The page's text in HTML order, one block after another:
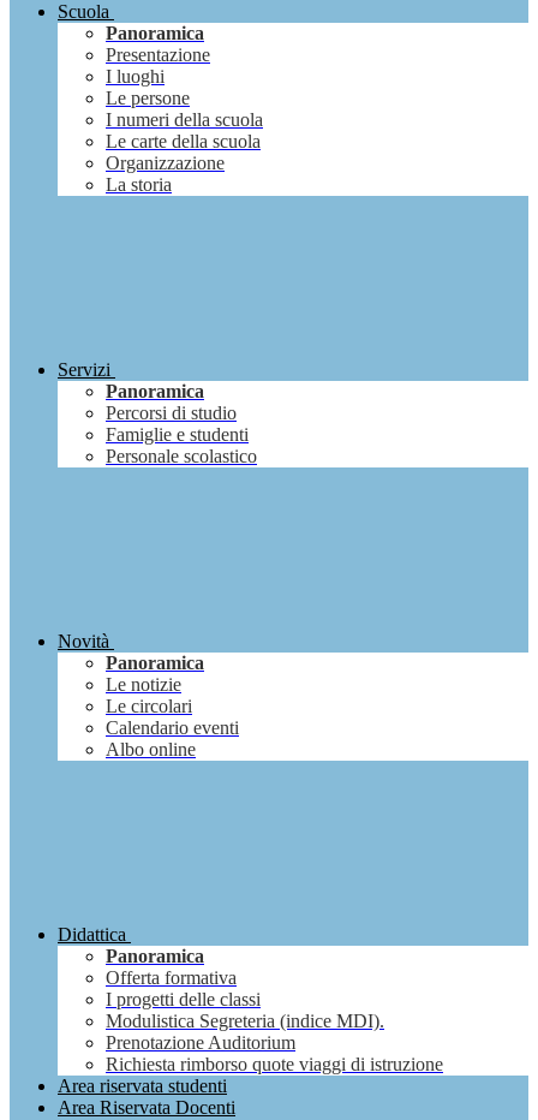
Scuola
Panoramica
Presentazione
I luoghi
Le persone
I numeri della scuola
Le carte della scuola
Organizzazione
La storia
Servizi
Panoramica
Percorsi di studio
Famiglie e studenti
Personale scolastico
Novità
Panoramica
Le notizie
Le circolari
Calendario eventi
Albo online
Didattica
Panoramica
Offerta formativa
I progetti delle classi
Modulistica Segreteria (indice MDI).
Prenotazione Auditorium
Richiesta rimborso quote viaggi di istruzione
Area riservata studenti
Area Riservata Docenti